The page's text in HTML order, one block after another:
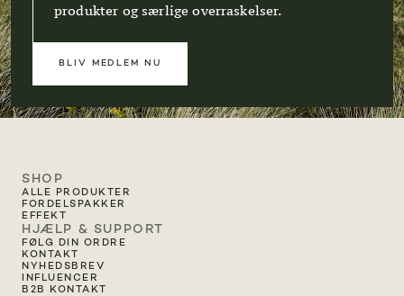
produkter og særlige overraskelser.
BLIV MEDLEM NU
SHOP
ALLE PRODUKTER
FORDELSPAKKER
EFFEKT
HJÆLP & SUPPORT
FØLG DIN ORDRE
KONTAKT
NYHEDSBREV
INFLUENCER
B2B KONTAKT